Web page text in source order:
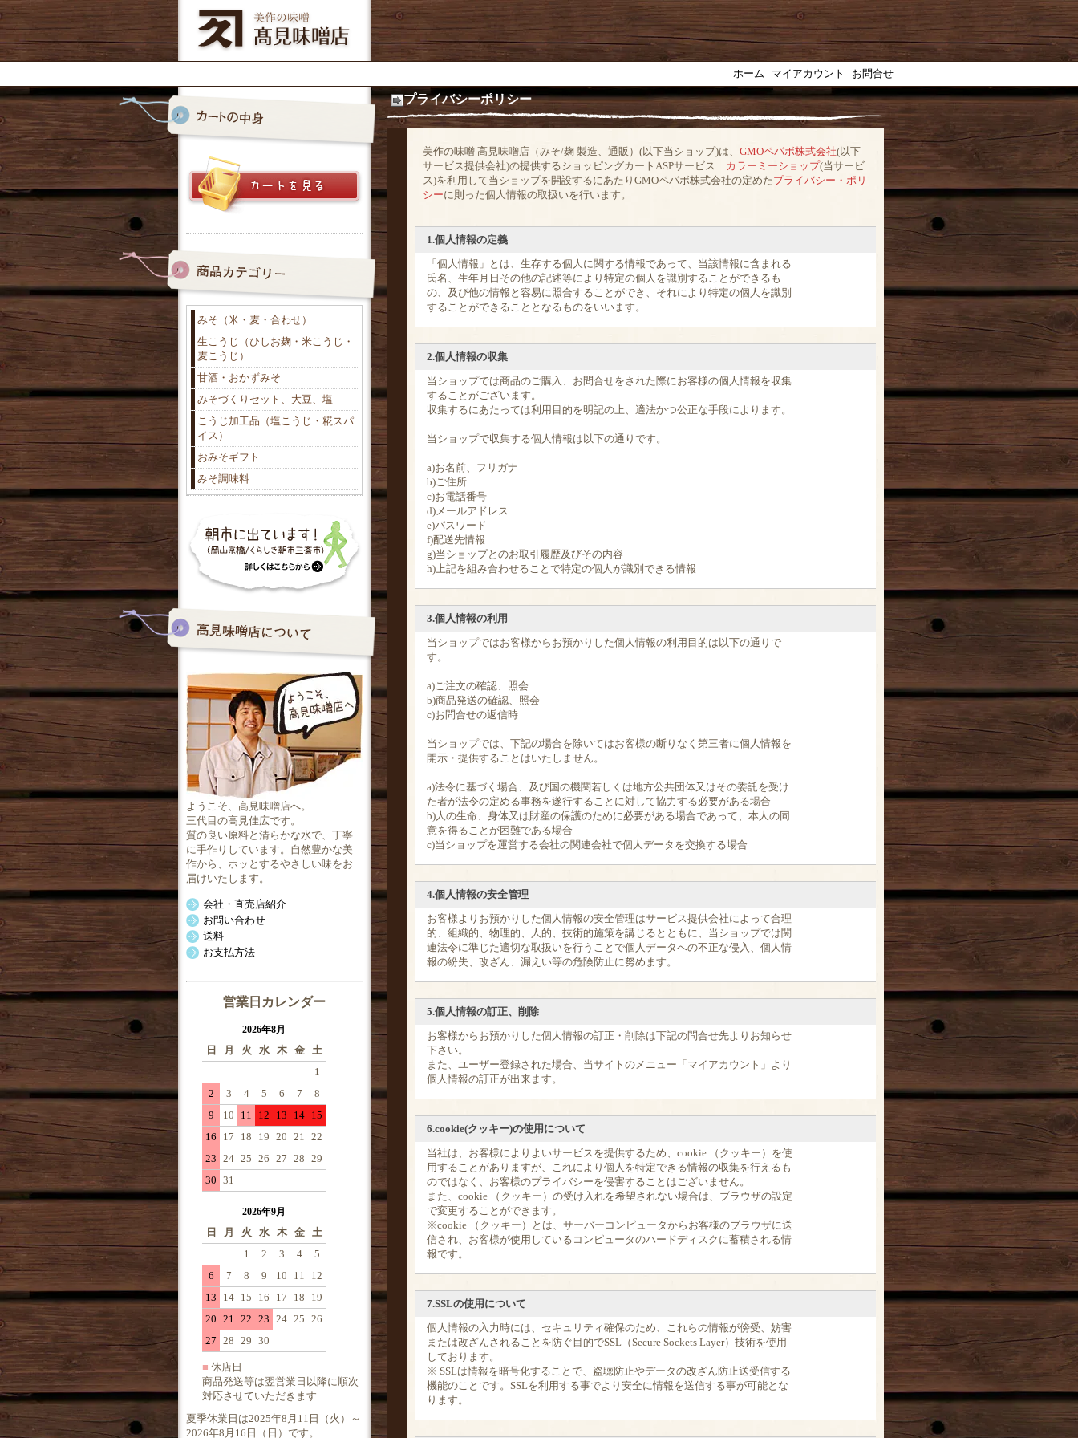
ホーム マイアカウント お問合せ
プライバシーポリシー
美作の味噌 高見味噌店（みそ/麹 製造、通販）(以下当ショップ)は、 GMOペパボ株式会社(以下
サービス提供会社)の提供するショッピングカートASPサービス カラーミーショップ(当サービ
ス)を利用して当ショップを開設するにあたりGMOペパボ株式会社の定めたプライバシー・ポリ
シーに則った個人情報の取扱いを行います。
1.個人情報の定義
「個人情報」とは、生存する個人に関する情報であって、当該情報に含まれる
氏名、生年月日その他の記述等により特定の個人を識別することができるも
の、及び他の情報と容易に照合することができ、それにより特定の個人を識別
することができることとなるものをいいます。
2.個人情報の収集
当ショップでは商品のご購入、お問合せをされた際にお客様の個人情報を収集
することがございます。
収集するにあたっては利用目的を明記の上、適法かつ公正な手段によります。
当ショップで収集する個人情報は以下の通りです。
a)お名前、フリガナ
b)ご住所
c)お電話番号
d)メールアドレス
e)パスワード
f)配送先情報
g)当ショップとのお取引履歴及びその内容
h)上記を組み合わせることで特定の個人が識別できる情報
3.個人情報の利用
当ショップではお客様からお預かりした個人情報の利用目的は以下の通りで
す。
a)ご注文の確認、照会
b)商品発送の確認、照会
c)お問合せの返信時
当ショップでは、下記の場合を除いてはお客様の断りなく第三者に個人情報を
開示・提供することはいたしません。
a)法令に基づく場合、及び国の機関若しくは地方公共団体又はその委託を受け
た者が法令の定める事務を遂行することに対して協力する必要がある場合
b)人の生命、身体又は財産の保護のために必要がある場合であって、本人の同
意を得ることが困難である場合
c)当ショップを運営する会社の関連会社で個人データを交換する場合
4.個人情報の安全管理
お客様よりお預かりした個人情報の安全管理はサービス提供会社によって合理
的、組織的、物理的、人的、技術的施策を講じるとともに、当ショップでは関
連法令に準じた適切な取扱いを行うことで個人データへの不正な侵入、個人情
報の紛失、改ざん、漏えい等の危険防止に努めます。
5.個人情報の訂正、削除
お客様からお預かりした個人情報の訂正・削除は下記の問合せ先よりお知らせ
下さい。
また、ユーザー登録された場合、当サイトのメニュー「マイアカウント」より
個人情報の訂正が出来ます。
6.cookie(クッキー)の使用について
当社は、お客様によりよいサービスを提供するため、cookie （クッキー）を使
用することがありますが、これにより個人を特定できる情報の収集を行えるも
のではなく、お客様のプライバシーを侵害することはございません。
また、cookie （クッキー）の受け入れを希望されない場合は、ブラウザの設定
で変更することができます。
※cookie （クッキー）とは、サーバーコンピュータからお客様のブラウザに送
信され、お客様が使用しているコンピュータのハードディスクに蓄積される情
報です。
7.SSLの使用について
個人情報の入力時には、セキュリティ確保のため、これらの情報が傍受、妨害
または改ざんされることを防ぐ目的でSSL（Secure Sockets Layer）技術を使用
しております。
※ SSLは情報を暗号化することで、盗聴防止やデータの改ざん防止送受信する
機能のことです。SSLを利用する事でより安全に情報を送信する事が可能とな
ります。
みそ（米・麦・合わせ）
生こうじ（ひしお麹・米こうじ・
麦こうじ）
甘酒・おかずみそ
みそづくりセット、大豆、塩
こうじ加工品（塩こうじ・糀スパ
イス）
おみそギフト
みそ調味料
ようこそ、高見味噌店へ。
三代目の高見佳広です。
質の良い原料と清らかな水で、丁寧
に手作りしています。自然豊かな美
作から、ホッとするやさしい味をお
届けいたします。
会社・直売店紹介
お問い合わせ
送料
お支払方法
営業日カレンダー
2026年8月
日 月 火 水 木 金
土
1
2
3 4 5 6 7
8
9
10 11 12 13 14 15
16
17 18 19 20 21
22
23 24 25 26 27 28 29
30 31
2026年9月
日 月 火 水 木 金
土
1
2 3 4
5
6
7 8 9 10 11
12
13
14 15 16 17 18
19
20 21 22 23 24 25 26
27 28 29 30
■ 休店日
商品発送等は翌営業日以降に順次
対応させていただきます
夏季休業日は2025年8月11日（火）～
2026年8月16日（日）です。